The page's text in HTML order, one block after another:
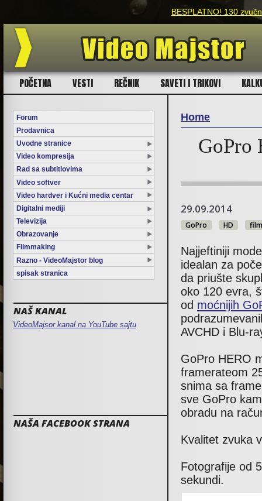
BESPLATNO! 130
POČETNA VESTI REČNIK SAVETI I TRIKOVI
Forum
Prodavnica
Uvodne stranice
Video kompresija
Rad sa subtitlovima
Video softver
Video hardver i Kućni media centar
Digitalni mediji
Televizija
Obrazovanje
Filmmaking
Razno - VideoMajstor blog
spisak stranica
NAŠ KANAL
VideoMajsor kanal na YouTube sajtu
NAŠA FACEBOOK STRANA
You are here
Home
GoPro
29.09.2014
GoPro HD
Najjeftiniji
idealan za
da priušte
oko 120 evra,
od moćnijih
AVCHD i Blu-
GoPro HERO
framerateom
snima sa
sve GoPro
obradu na
Kvalitet zvuka
Fotografije od
sekundi.